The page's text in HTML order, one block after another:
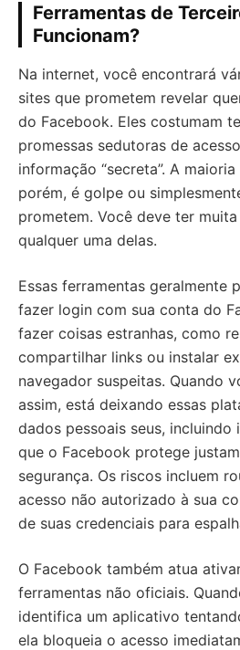
Ferramentas de
Funcionam?
Na internet, você encontrará
sites que prometem revelar
do Facebook. Eles costumam
promessas sedutoras de
informação “secreta”. A
porém, é golpe ou
prometem. Você deve ter
qualquer uma delas.
Essas ferramentas geralmente
fazer login com sua conta do
fazer coisas estranhas, como
compartilhar links ou instalar
navegador suspeitas. Quando
assim, está deixando essas
dados pessoais seus, incluindo
que o Facebook protege
segurança. Os riscos incluem
acesso não autorizado à sua
de suas credenciais para
O Facebook também atua
ferramentas não oficiais.
identifica um aplicativo
ela bloqueia o acesso